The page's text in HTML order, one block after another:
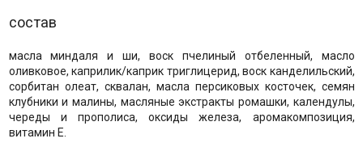
состав
масла миндаля и ши, воск пчелиный отбеленный, масло
оливковое, каприлик/каприк триглицерид, воск канделильский,
сорбитан олеат, сквалан, масла персиковых косточек, семян
клубники и малины, масляные экстракты ромашки, календулы,
череды и прополиса, оксиды железа, аромакомпозиция,
витамин Е.